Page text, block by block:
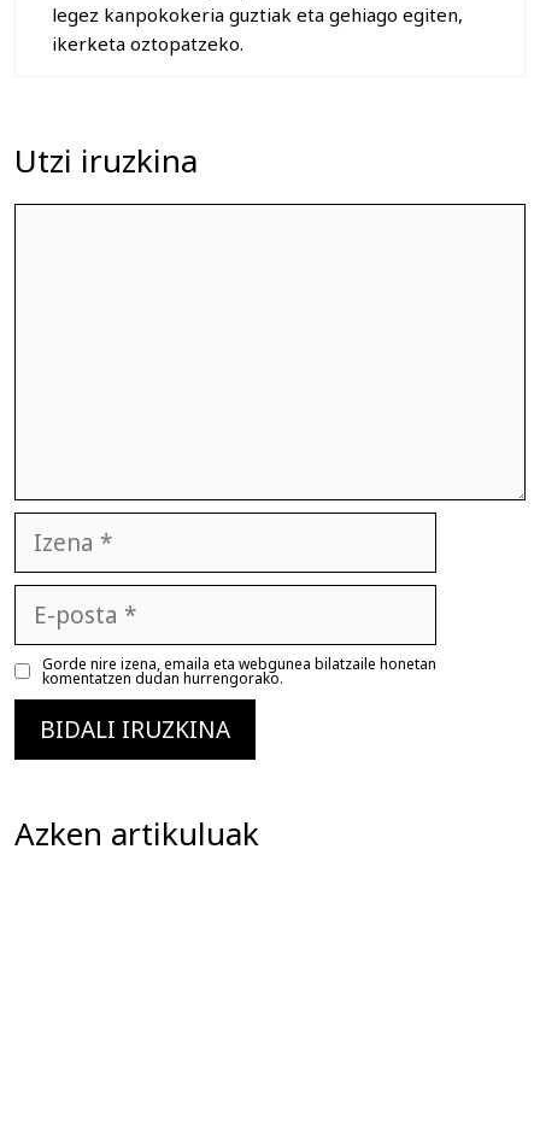
legez kanpokokeria guztiak eta gehiago egiten,
ikerketa oztopatzeko.
Utzi iruzkina
posta
Gorde nire izena, emaila eta webgunea bilatzaile honetan
komentatzen dudan hurrengorako.
Azken artikuluak